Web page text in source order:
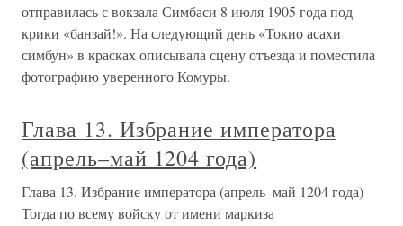
отправилась с вокзала Симбаси 8 июля 1905 года под
крики «банзай!». На следующий день «Токио асахи
симбун» в красках описывала сцену отъезда и поместила
фотографию уверенного Комуры.
Глава 13. Избрание императора
(апрель–май 1204 года)
Глава 13. Избрание императора (апрель–май 1204 года)
Тогда по всему войску от имени маркиза